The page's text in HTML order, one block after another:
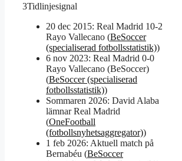
3Tidlinjesignal
20 dec 2015: Real Madrid 10-2
Rayo Vallecano (BeSoccer
(specialiserad fotbollsstatistik))
6 nov 2023: Real Madrid 0-0
Rayo Vallecano (BeSoccer)
(BeSoccer (specialiserad
fotbollsstatistik))
Sommaren 2026: David Alaba
lämnar Real Madrid
(OneFootball
(fotbollsnyhetsaggregator))
1 feb 2026: Aktuell match på
Bernabéu (BeSoccer